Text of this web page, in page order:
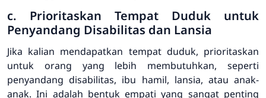
c. Prioritaskan Tempat Duduk untuk
Penyandang Disabilitas dan Lansia
Jika kalian mendapatkan tempat duduk, prioritaskan
untuk orang yang lebih membutuhkan, seperti
penyandang disabilitas, ibu hamil, lansia, atau anak-
anak. Ini adalah bentuk empati yang sangat penting